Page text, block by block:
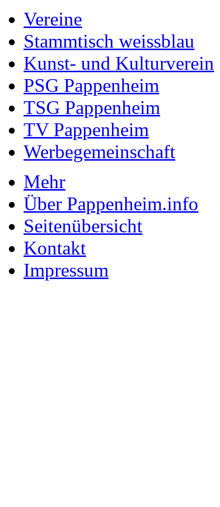
Vereine
Stammtisch weissblau
Kunst- und Kulturverein
PSG Pappenheim
TSG Pappenheim
TV Pappenheim
Werbegemeinschaft
Mehr
Über Pappenheim.info
Seitenübersicht
Kontakt
Impressum